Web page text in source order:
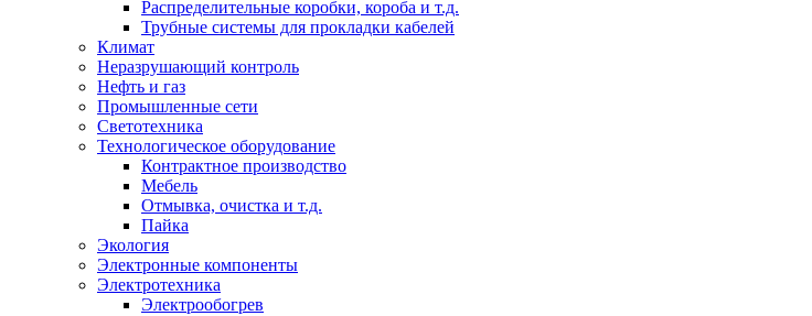
Распределительные коробки, короба и т.д.
Трубные системы для прокладки кабелей
Климат
Неразрушающий контроль
Нефть и газ
Промышленные сети
Светотехника
Технологическое оборудование
Контрактное производство
Мебель
Отмывка, очистка и т.д.
Пайка
Экология
Электронные компоненты
Электротехника
Электрообогрев